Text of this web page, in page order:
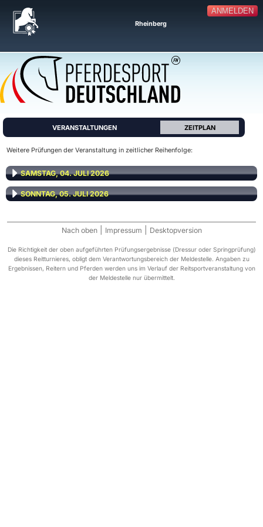
ANMELDEN
Rheinberg
VERANSTALTUNGEN ZEITPLAN
Weitere Prüfungen der Veranstaltung in zeitlicher Reihenfolge:
SAMSTAG, 04. JULI 2026
SONNTAG, 05. JULI 2026
Nach oben Impressum Desktopversion
Die Richtigkeit der oben aufgeführten Prüfungsergebnisse (Dressur oder Springprüfung)
dieses Reitturnieres, obligt dem Verantwortungsbereich der Meldestelle. Angaben zu
Ergebnissen, Reitern und Pferden werden uns im Verlauf der Reitsportveranstaltung von
der Meldestelle nur übermittelt.